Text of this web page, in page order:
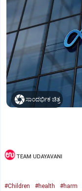
ಸಾಂದರ್ಭಿಕ ಚಿತ್ರ
TEAM UDAYAVANI
#Children #health #harm